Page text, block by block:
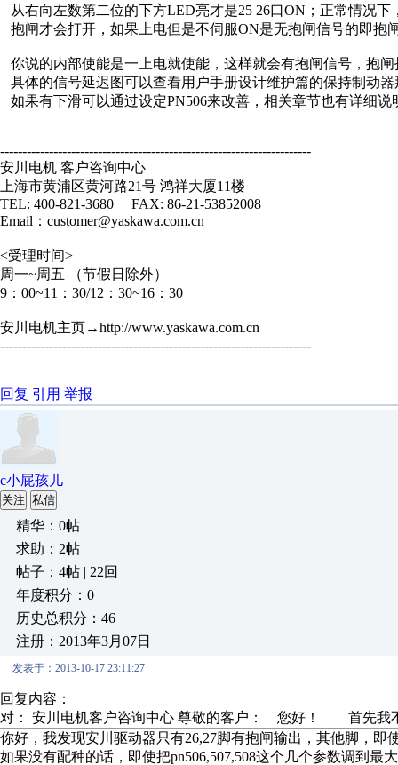
从右向左数第二位的下方LED亮才是25 26口ON；正常情况下
抱闸才会打开，如果上电但是不伺服ON是无抱闸信号的即抱
你说的内部使能是一上电就使能，这样就会有抱闸信号，抱闸
具体的信号延迟图可以查看用户手册设计维护篇的保持制动
如果有下滑可以通过设定PN506来改善，相关章节也有详细说
----------------------------------------------------------------------
安川电机 客户咨询中心
上海市黄浦区黄河路21号 鸿祥大厦11楼
TEL: 400-821-3680 FAX: 86-21-53852008
Email：customer@yaskawa.com.cn
<受理时间>
周一~周五 （节假日除外）
9：00~11：30/12：30~16：30
安川电机主页→http://www.yaskawa.com.cn
----------------------------------------------------------------------
回复 引用 举报
c小屁孩儿
关注 私信
精华：0帖
求助：2帖
帖子：4帖 | 22回
年度积分：0
历史总积分：46
注册：2013年3月07日
发表于：2013-10-17 23:11:27
回复内容：
对： 安川电机客户咨询中心 尊敬的客户： 您好！ 首先我
你好，我发现安川驱动器只有26,27脚有抱闸输出，其他脚，
如果没有配种的话，即使把pn506,507,508这个几个参数调到